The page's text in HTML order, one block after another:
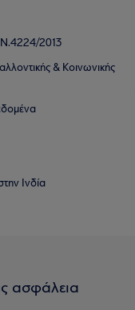
Ν.4224/2013
& Κοινωνικής
Ινδία
ασφάλεια